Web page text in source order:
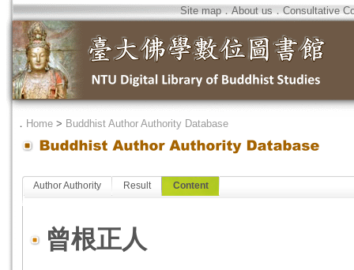
Site map．About us．Consultative
． Home > Buddhist Author Authority Database
Author Authority Result Content
曾根正人